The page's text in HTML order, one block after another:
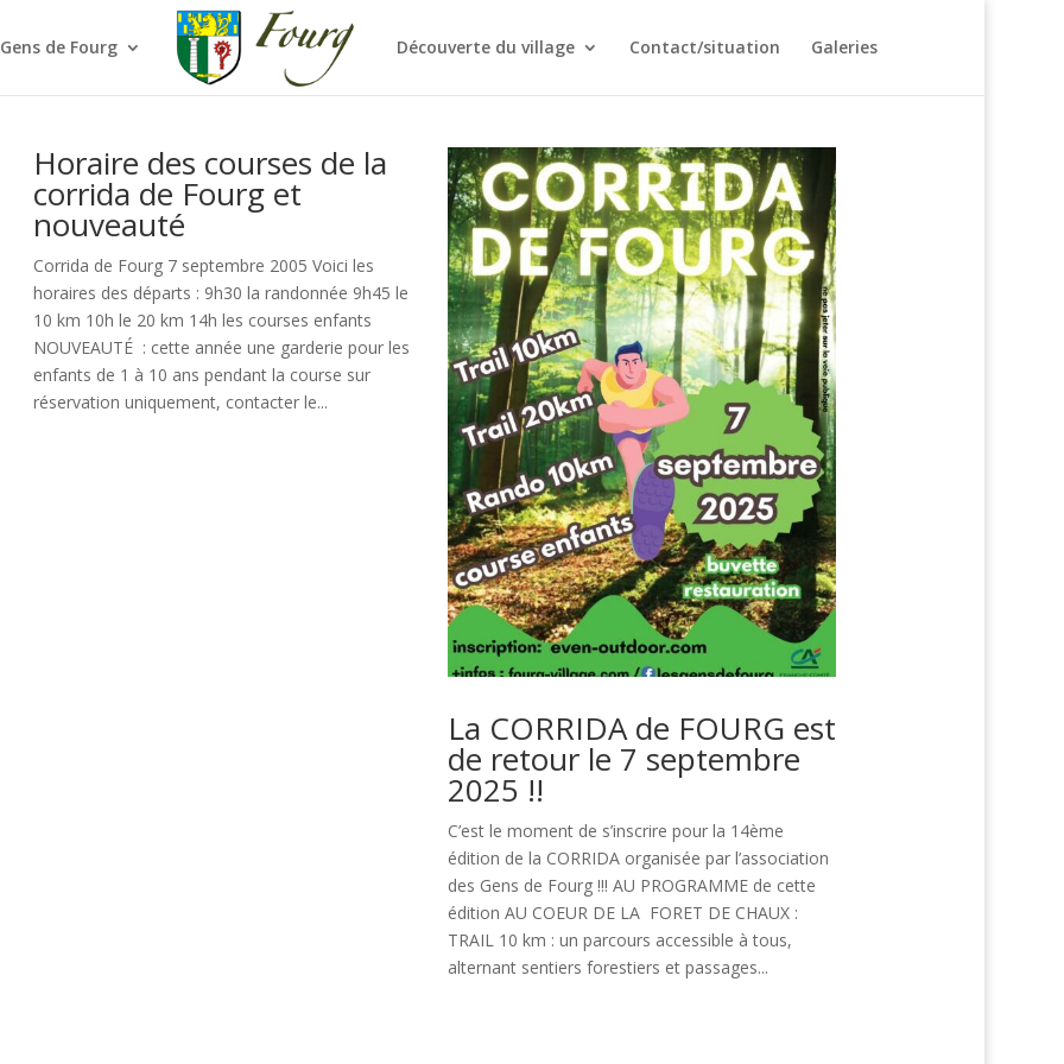
de Fourg Découverte du village Contact/situation Galeries
Horaire des courses de la
corrida de Fourg et
nouveauté
Corrida de Fourg 7 septembre 2005 Voici les
horaires des départs : 9h30 la randonnée 9h45 le
10 km 10h le 20 km 14h les courses enfants
NOUVEAUTÉ : cette année une garderie pour les
enfants de 1 à 10 ans pendant la course sur
réservation uniquement, contacter le...
La CORRIDA de FOURG est
de retour le 7 septembre
2025 !!
C’est le moment de s’inscrire pour la 14ème
édition de la CORRIDA organisée par l’association
des Gens de Fourg !!! AU PROGRAMME de cette
édition AU COEUR DE LA FORET DE CHAUX :
TRAIL 10 km : un parcours accessible à tous,
alternant sentiers forestiers et passages...